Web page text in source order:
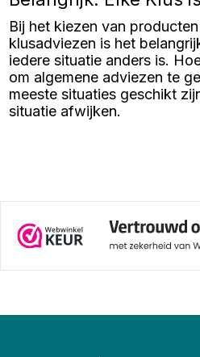
pinnen? In dit artikel leggen we
je stap voor stap uit hoe je
isolatiepluggen plaatst, hoe je
de juiste lengte isolatieplug
kiest en waar je op moet letten
bij verschillende soorten
ondergronden zoals beton of
baksteen.
Bij het kiezen van
klusadviezen is het
iedere situatie anders is.
om algemene adviezen te
meeste situaties geschikt
situatie afwijken.